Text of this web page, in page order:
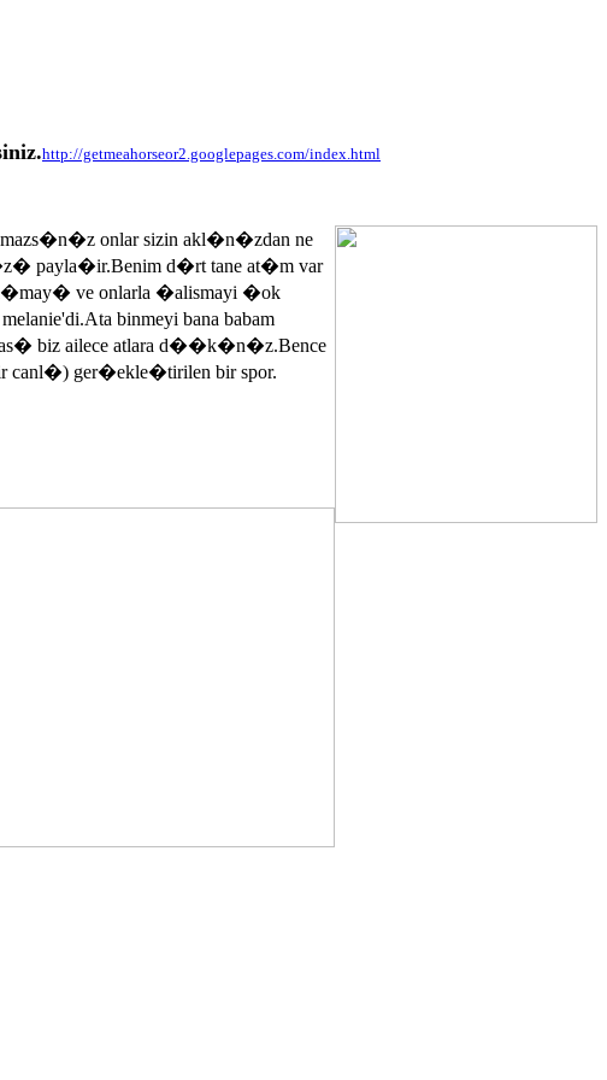
http://getmeahorseor2.googlepages.com/index.html
onlar sizin akl�n�zdan ne
payla�ir.Benim d�rt tane at�m var
ve onlarla �alismayi �ok
binmeyi bana babam
biz ailece atlara d��k�n�z.Bence
canl�) ger�ekle�tirilen bir spor.